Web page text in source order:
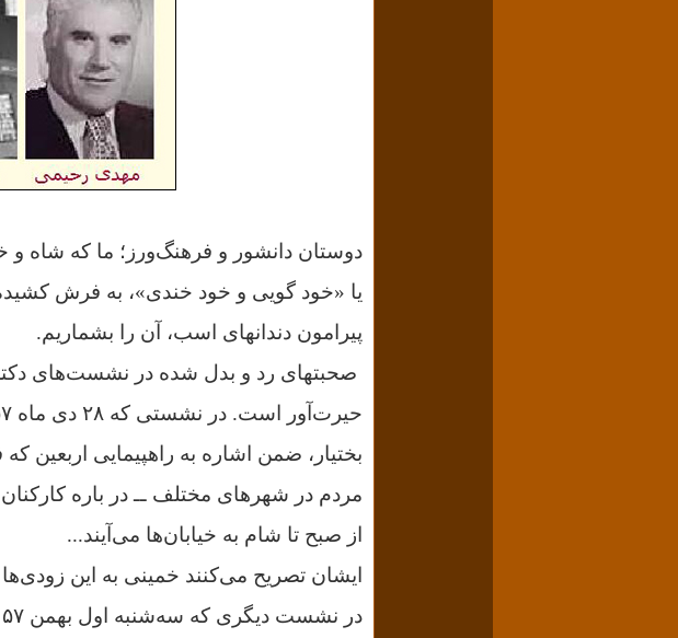
دوستان دانشور و فرهنگ‌ورز؛ ما که شاه و
یا «خود گویی و خود خندی»، به فرش
پیرامون دندانهای اسب، آن را بشماریم.
صحبتهای رد و بدل شده در نشست‌های دکتر
حیرت‌آور است. در نشستی که ۲۸ دی ماه ۱۳۵۷ در دفتر نخست‌وزیری برگزار شده،
بختیار، ضمن اشاره به راهپیمایی اربعین
مردم در شهرهای مختلف ــ در باره
از صبح تا شام به خیابان‌ها می‌آیند...
ایشان تصریح می‌کنند خمینی به این زودی‌ها
در نشست دیگری که سه‌شنبه اول بهمن ۵۷ برگزار شد، اضافه می‌کند: